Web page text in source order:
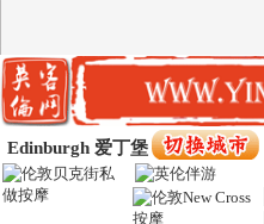
Edinburgh 爱丁堡